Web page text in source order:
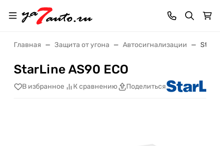
Главная Защита от угона Автосигнализации
StarLine AS90 ECO
В избранное К сравнению Поделиться